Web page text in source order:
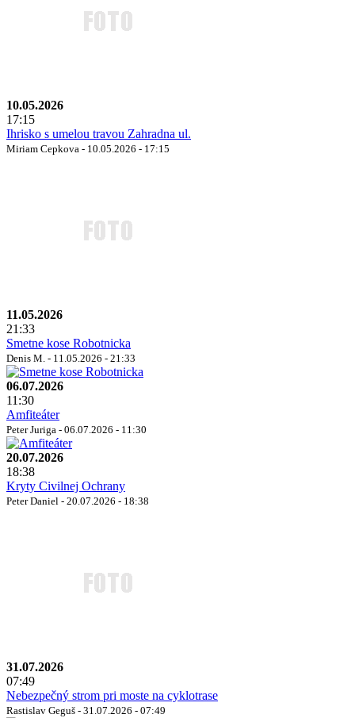
10.05.2026
17:15
Ihrisko s umelou travou Zahradna ul.
Miriam Cepkova - 10.05.2026 - 17:15
11.05.2026
21:33
Smetne kose Robotnicka
Denis M. - 11.05.2026 - 21:33
06.07.2026
11:30
Amfiteáter
Peter Juriga - 06.07.2026 - 11:30
20.07.2026
18:38
Kryty Civilnej Ochrany
Peter Daniel - 20.07.2026 - 18:38
31.07.2026
07:49
Nebezpečný strom pri moste na cyklotrase
Rastislav Geguš - 31.07.2026 - 07:49